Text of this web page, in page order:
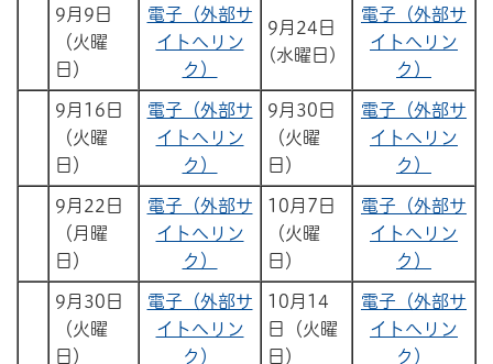
9月9日
（火曜
日）
電子（外部サ
イトへリン
ク）
9月24日
(水曜日)
電子（外部サ
イトへリン
ク）
9月16日
（火曜
日）
電子（外部サ
イトへリン
ク）
9月30日
（火曜
日）
電子（外部サ
イトへリン
ク）
9月22日
（月曜
日）
電子（外部サ
イトへリン
ク）
10月7日
（火曜
日）
電子（外部サ
イトへリン
ク）
9月30日
（火曜
日）
電子（外部サ
イトへリン
ク）
10月14
日（火曜
日）
電子（外部サ
イトへリン
ク）